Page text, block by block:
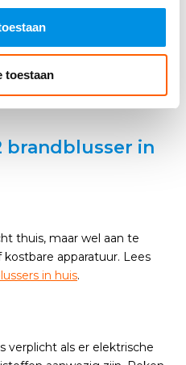
toestaan
keuringseis
locatie
brandblusser in
thuis, maar wel aan te
apparatuur. Lees
in huis.
verplicht als er elektrische